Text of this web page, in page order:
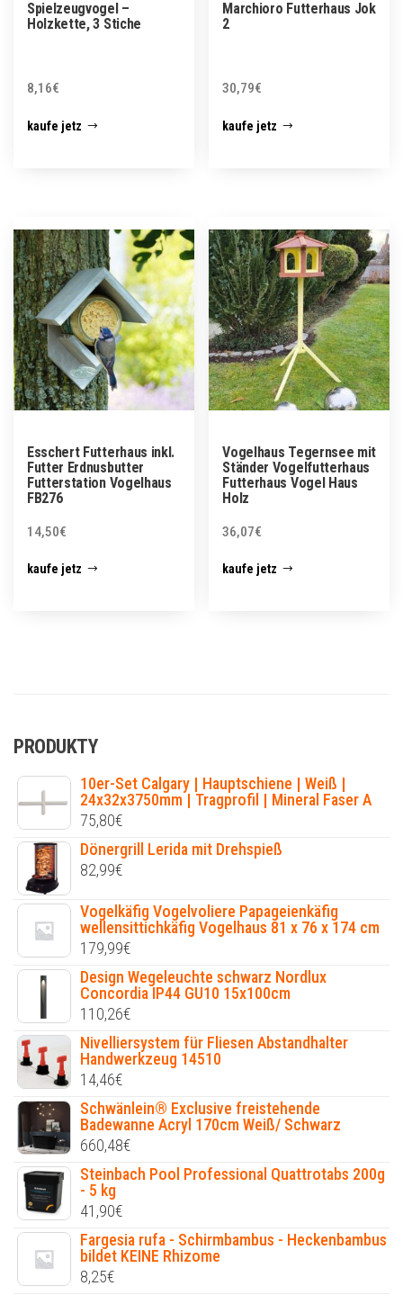
Spielzeugvogel –
Holzkette, 3 Stiche
8,16€
kaufe jetz
Marchioro Futterhaus Jok
2
30,79€
kaufe jetz
Esschert Futterhaus inkl.
Futter Erdnusbutter
Futterstation Vogelhaus
FB276
14,50€
kaufe jetz
Vogelhaus Tegernsee mit
Ständer Vogelfutterhaus
Futterhaus Vogel Haus
Holz
36,07€
kaufe jetz
PRODUKTY
10er-Set Calgary | Hauptschiene | Weiß |
24x32x3750mm | Tragprofil | Mineral Faser A
75,80€
Dönergrill Lerida mit Drehspieß
82,99€
Vogelkäfig Vogelvoliere Papageienkäfig
wellensittichkäfig Vogelhaus 81 x 76 x 174 cm
179,99€
Design Wegeleuchte schwarz Nordlux
Concordia IP44 GU10 15x100cm
110,26€
Nivelliersystem für Fliesen Abstandhalter
Handwerkzeug 14510
14,46€
Schwänlein® Exclusive freistehende
Badewanne Acryl 170cm Weiß/ Schwarz
660,48€
Steinbach Pool Professional Quattrotabs 200g
- 5 kg
41,90€
Fargesia rufa - Schirmbambus - Heckenbambus
bildet KEINE Rhizome
8,25€